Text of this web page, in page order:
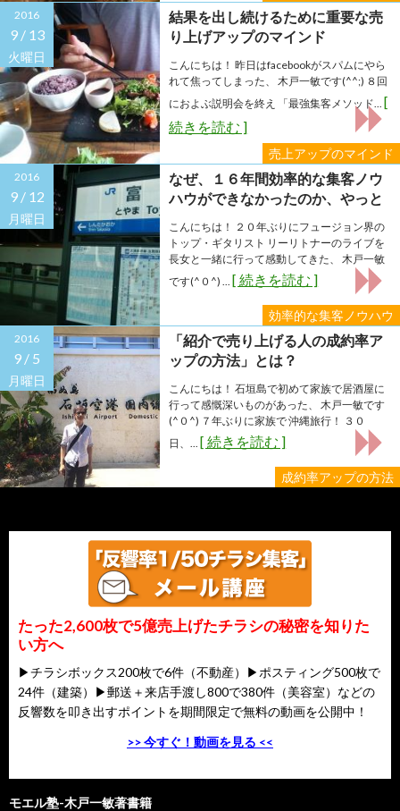
2016
9 / 13
火曜日
売上アップのマインド
結果を出し続けるために重要な売
り上げアップのマインド
こんにちは！ 昨日はfacebookがスパムにやら
れて焦ってしまった、 木戸一敏です(^^;) ８回
におよぶ説明会を終え 「最強集客メソッド... [
続きを読む ]
2016
9 / 12
月曜日
効率的な集客ノウハウ
なぜ、１６年間効率的な集客ノウ
ハウができなかったのか、やっと
わかりました。
こんにちは！ ２０年ぶりにフュージョン界の
トップ・ギタリスト リーリトナーのライブを
長女と一緒に行って感動してきた、 木戸一敏
です(^０^) ... [ 続きを読む ]
2016
9 / 5
月曜日
成約率アップの方法
「紹介で売り上げる人の成約率ア
ップの方法」とは？
こんにちは！ 石垣島で初めて家族で居酒屋に
行って感慨深いものがあった、 木戸一敏です
(^０^) ７年ぶりに家族で 沖縄旅行！ ３０
日、... [ 続きを読む ]
たった2,600枚で5億売上げたチラシの秘密を知りた
い方へ
▶チラシボックス200枚で6件（不動産）▶ポスティング500枚で
24件（建築）▶郵送＋来店手渡し800で380件（美容室）などの
反響数を叩き出すポイントを期間限定で無料の動画を公開中！
>> 今すぐ！動画を見る <<
モエル塾-木戸一敏著書籍